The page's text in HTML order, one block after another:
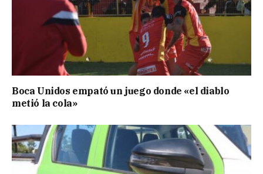
Boca Unidos empató un juego donde «el diablo
metió la cola»